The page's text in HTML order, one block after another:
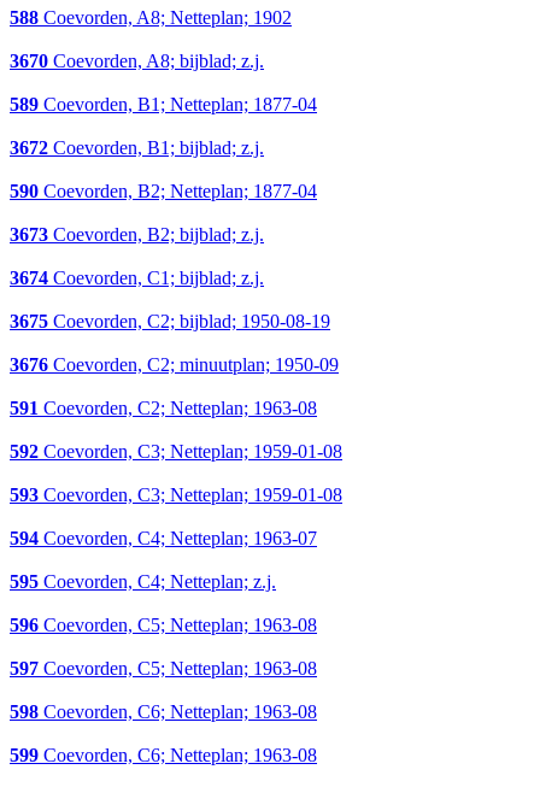
588 Coevorden, A8; Netteplan; 1902
3670 Coevorden, A8; bijblad; z.j.
589 Coevorden, B1; Netteplan; 1877-04
3672 Coevorden, B1; bijblad; z.j.
590 Coevorden, B2; Netteplan; 1877-04
3673 Coevorden, B2; bijblad; z.j.
3674 Coevorden, C1; bijblad; z.j.
3675 Coevorden, C2; bijblad; 1950-08-19
3676 Coevorden, C2; minuutplan; 1950-09
591 Coevorden, C2; Netteplan; 1963-08
592 Coevorden, C3; Netteplan; 1959-01-08
593 Coevorden, C3; Netteplan; 1959-01-08
594 Coevorden, C4; Netteplan; 1963-07
595 Coevorden, C4; Netteplan; z.j.
596 Coevorden, C5; Netteplan; 1963-08
597 Coevorden, C5; Netteplan; 1963-08
598 Coevorden, C6; Netteplan; 1963-08
599 Coevorden, C6; Netteplan; 1963-08